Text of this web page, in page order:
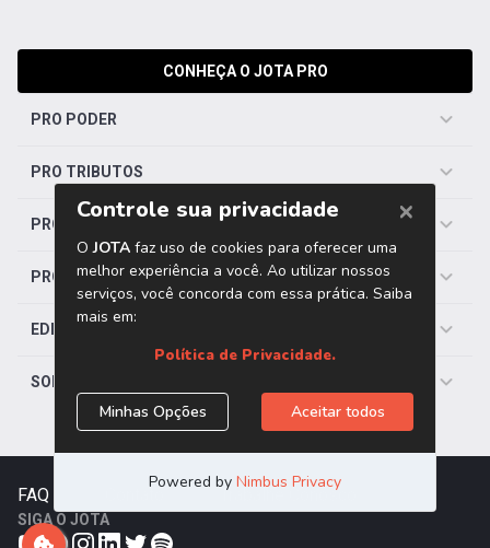
CONHEÇA O JOTA PRO
PRO PODER
PRO TRIBUTOS
PRO TRABALHISTA
PRO SAÚDE
EDITORIAS
SOBRE O JOTA
FAQ Trabalhe Conosco
SIGA O JOTA